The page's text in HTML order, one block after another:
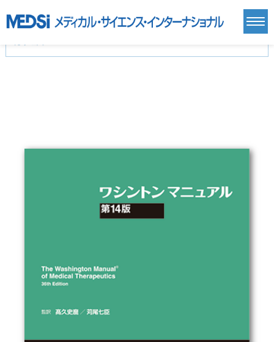
基礎医学(93)
基礎医学関連科学(80)
自然科学(25)
医学一般(91) マルチメディア(0)